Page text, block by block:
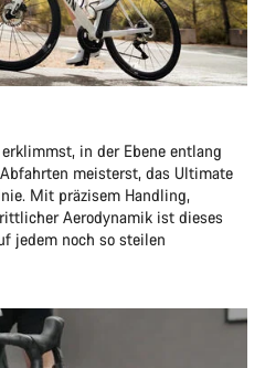
in der Ebene entlang
meisterst, das Ultimate
Mit präzisem Handling,
Aerodynamik ist dieses
jedem noch so steilen